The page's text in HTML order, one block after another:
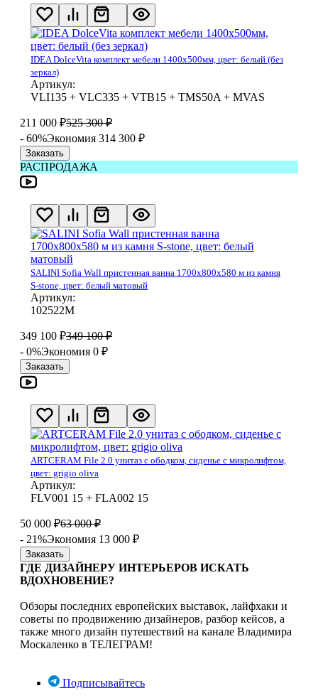
IDEA DolceVita комплект мебели 1400x500мм, цвет: белый (без
зеркал)
Артикул:
VLI135 + VLC335 + VTB15 + TMS50A + MVAS
211 000 ₽525 300 ₽
- 60%Экономия 314 300 ₽
Заказать
РАСПРОДАЖА
SALINI Sofia Wall пристенная ванна 1700х800х580 м из камня
S-stone, цвет: белый матовый
Артикул:
102522М
349 100 ₽349 100 ₽
- 0%Экономия 0 ₽
Заказать
ARTCERAM File 2.0 унитаз с ободком, сиденье с микролифтом,
цвет: grigio oliva
Артикул:
FLV001 15 + FLA002 15
50 000 ₽63 000 ₽
- 21%Экономия 13 000 ₽
Заказать
ГДЕ ДИЗАЙНЕРУ ИНТЕРЬЕРОВ ИСКАТЬ
ВДОХНОВЕНИЕ?
Обзоры последних европейских выставок, лайфхаки и
советы по продвижению дизайнеров, разбор кейсов, а
также много дизайн путешествий на канале Владимира
Москаленко в ТЕЛЕГРАМ!
Подписывайтесь